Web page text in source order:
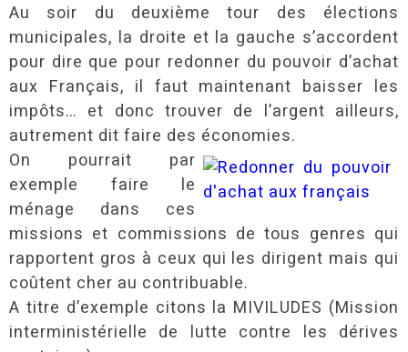
Au soir du deuxième tour des élections
municipales, la droite et la gauche s’accordent
pour dire que pour redonner du pouvoir d’achat
aux Français, il faut maintenant baisser les
impôts… et donc trouver de l’argent ailleurs,
autrement dit faire des économies.
On pourrait par
exemple faire le
ménage dans ces
missions et commissions de tous genres qui
rapportent gros à ceux qui les dirigent mais qui
coûtent cher au contribuable.
A titre d’exemple citons la MIVILUDES (Mission
interministérielle de lutte contre les dérives